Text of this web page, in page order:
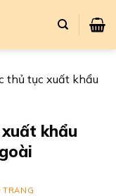
thủ tục xuất khẩu
khẩu
TRANG